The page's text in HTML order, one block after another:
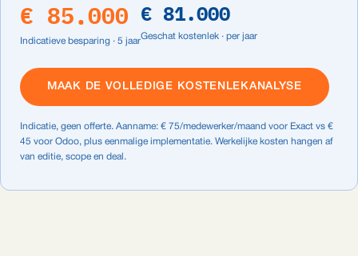
€ 85.000
Indicatieve besparing · 5 jaar
€ 81.000
Geschat kostenlek · per jaar
MAAK DE VOLLEDIGE KOSTENLEKANALYSE
Indicatie, geen offerte. Aanname: € 75/medewerker/maand voor Exact vs €
45 voor Odoo, plus eenmalige implementatie. Werkelijke kosten hangen af
van editie, scope en deal.